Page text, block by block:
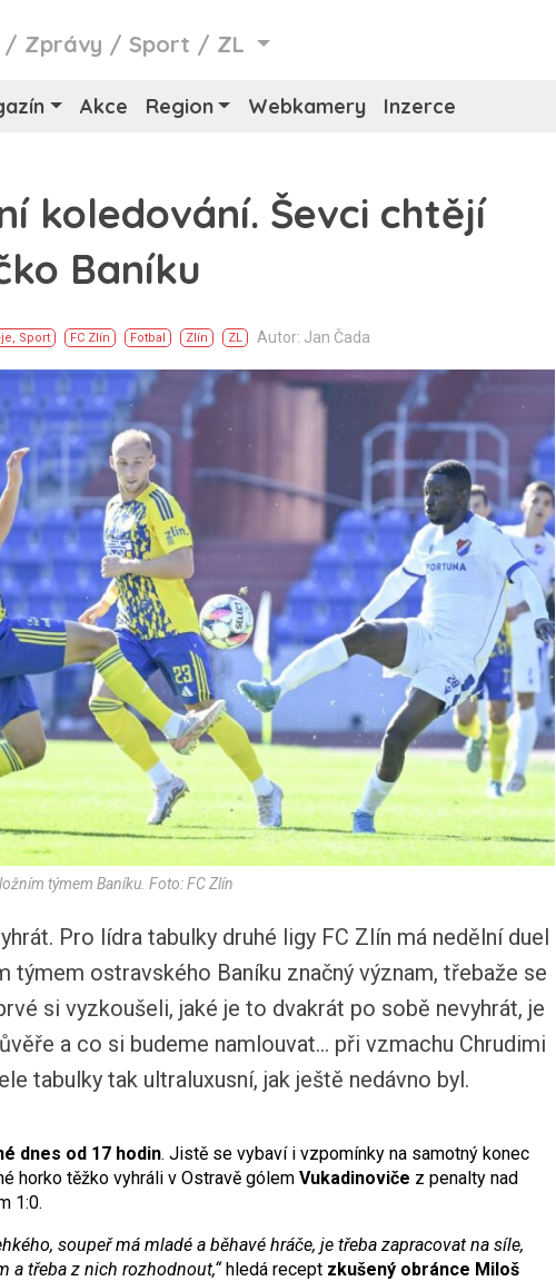
/ Zprávy /Sport / ZL
Akce Region Webkamery Inzerce
koledování. Ševci chtějí
Baníku
, Sport FC Zlín Fotbal Zlín ZL Autor: Jan Čada
týmem Baníku. Foto: FC Zlín
Pro lídra tabulky druhé ligy FC Zlín má nedělní duel
týmem ostravského Baníku značný význam, třebaže se
si vyzkoušeli, jaké je to dvakrát po sobě nevyhrát, je
a co si budeme namlouvat... při vzmachu Chrudimi
tabulky tak ultraluxusní, jak ještě nedávno byl.
dnes od 17 hodin. Jistě se vybaví i vzpomínky na samotný konec
horko těžko vyhráli v Ostravě gólem Vukadinoviče z penalty nad
1:0.
soupeř má mladé a běhavé hráče, je třeba zapracovat na síle,
a třeba z nich rozhodnout,“hledá recept zkušený obránce Miloš